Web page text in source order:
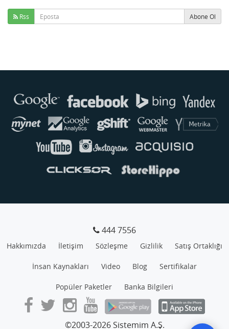
Rss Abone Ol
444 7556
Hakkımızda İletişim Sözleşme Gizlilik Satış Ortaklığı
İnsan Kaynakları Video Blog Sertifikalar
Popüler Paketler Banka Bilgileri
©2003-2026 Sistemim A.Ş.
Genellikle anında yanıt verir